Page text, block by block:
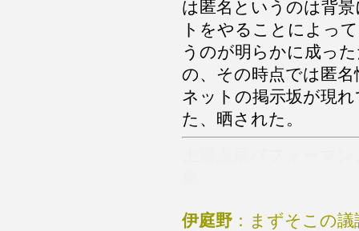
は匿名というのは背
トをやることによっ
うのが明らかに成っ
の、その時点では匿
ネットの掲示坂が現
た、晒された。
伊庭野 ：まずそこの